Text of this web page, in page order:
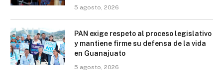
5 agosto, 2026
PAN exige respeto al proceso legislativo
y mantiene firme su defensa de la vida
en Guanajuato
5 agosto, 2026